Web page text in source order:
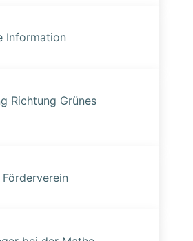
Information
Richtung Grünes